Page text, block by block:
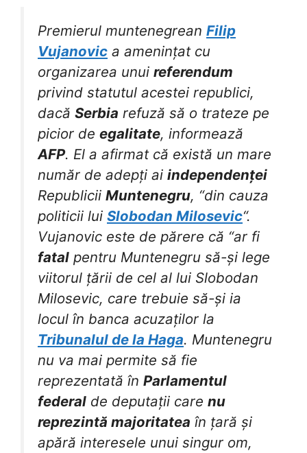
Premierul muntenegrean Filip
Vujanovic a amenințat cu
organizarea unui referendum
privind statutul acestei republici,
dacă Serbia refuză să o trateze pe
picior de egalitate, informează
AFP. El a afirmat că există un mare
număr de adepți ai independenței
Republicii Muntenegru, “din cauza
politicii lui Slobodan Milosevic“.
Vujanovic este de părere că “ar fi
fatal pentru Muntenegru să-și lege
viitorul țării de cel al lui Slobodan
Milosevic, care trebuie să-și ia
locul în banca acuzaților la
Tribunalul de la Haga. Muntenegru
nu va mai permite să fie
reprezentată în Parlamentul
federal de deputații care nu
reprezintă majoritatea în țară și
apără interesele unui singur om,